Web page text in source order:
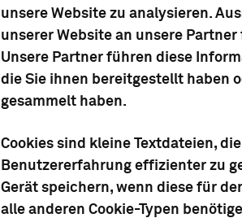
unsere Website zu analysieren.
unserer Website an unsere
Unsere Partner führen diese
die Sie ihnen bereitgestellt haben
gesammelt haben.
Cookies sind kleine Textdateien,
Benutzererfahrung effizienter zu
Gerät speichern, wenn diese für
alle anderen Cookie-Typen